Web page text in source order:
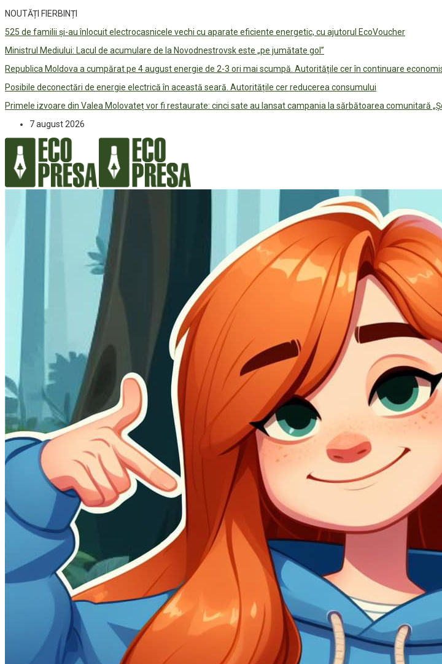
NOUTĂȚI FIERBINȚI
525 de familii și-au înlocuit electrocasnicele vechi cu aparate eficiente energetic, cu ajutorul EcoVoucher
Ministrul Mediului: Lacul de acumulare de la Novodnestrovsk este „pe jumătate gol”
Republica Moldova a cumpărat pe 4 august energie de 2-3 ori mai scumpă. Autoritățile cer în continuare
Posibile deconectări de energie electrică în această seară. Autoritățile cer reducerea consumului
Primele izvoare din Valea Molovateț vor fi restaurate: cinci sate au lansat campania la sărbătoarea comunitară
7 august 2026